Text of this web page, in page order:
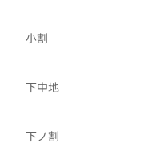
小割
下中地
下ノ割